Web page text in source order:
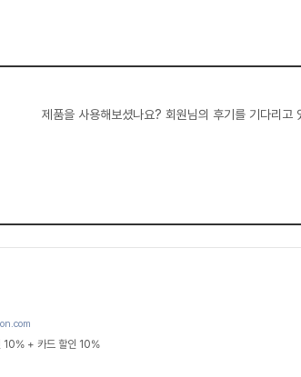
제품을 사용해보셨나요? 회원님의 후기를 기다리고
10% + 카드 할인 10%